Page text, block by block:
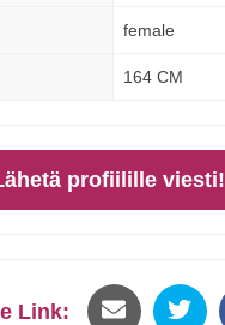
female
164 CM
profiilille viesti!
Link: